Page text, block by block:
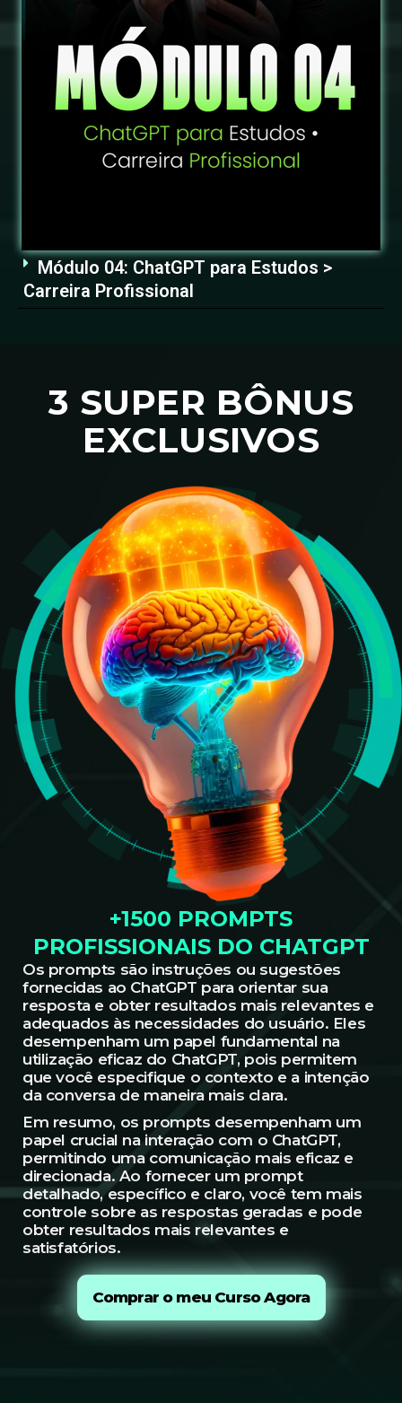
Módulo 04: ChatGPT para Estudos >
Carreira Profissional
3 SUPER BÔNUS
EXCLUSIVOS
+1500 PROMPTS
PROFISSIONAIS DO CHATGPT
Os prompts são instruções ou sugestões
fornecidas ao ChatGPT para orientar sua
resposta e obter resultados mais relevantes e
adequados às necessidades do usuário. Eles
desempenham um papel fundamental na
utilização eficaz do ChatGPT, pois permitem
que você especifique o contexto e a intenção
da conversa de maneira mais clara.
Em resumo, os prompts desempenham um
papel crucial na interação com o ChatGPT,
permitindo uma comunicação mais eficaz e
direcionada. Ao fornecer um prompt
detalhado, específico e claro, você tem mais
controle sobre as respostas geradas e pode
obter resultados mais relevantes e
satisfatórios.
Comprar o meu Curso Agora